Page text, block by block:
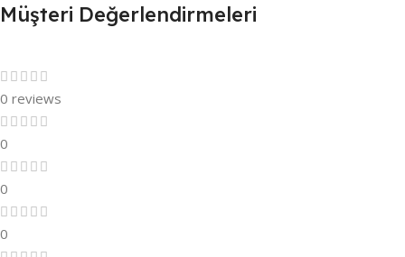
Müşteri Değerlendirmeleri
0 reviews
0
0
0